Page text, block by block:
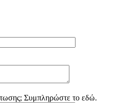
Συμπληρώστε το εδώ.